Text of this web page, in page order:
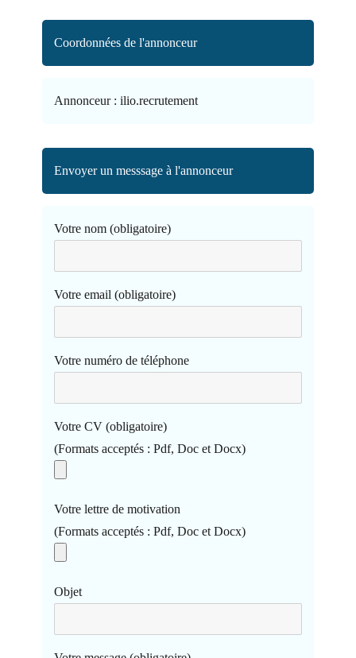
Coordonnées de l'annonceur
Annonceur : ilio.recrutement
Envoyer un messsage à l'annonceur
Votre nom (obligatoire)
Votre email (obligatoire)
Votre numéro de téléphone
Votre CV (obligatoire)
(Formats acceptés : Pdf, Doc et Docx)
Votre lettre de motivation
(Formats acceptés : Pdf, Doc et Docx)
Objet